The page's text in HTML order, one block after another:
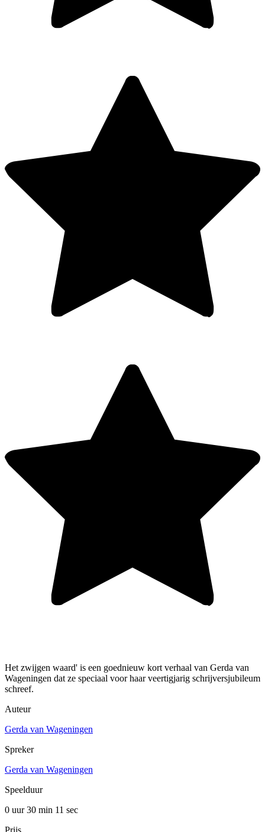
Het zwijgen waard' is een goednieuw kort verhaal van Gerda van
Wageningen dat ze speciaal voor haar veertigjarig schrijversjubileum
schreef.
Auteur
Gerda van Wageningen
Spreker
Gerda van Wageningen
Speelduur
0 uur 30 min 11 sec
Prijs